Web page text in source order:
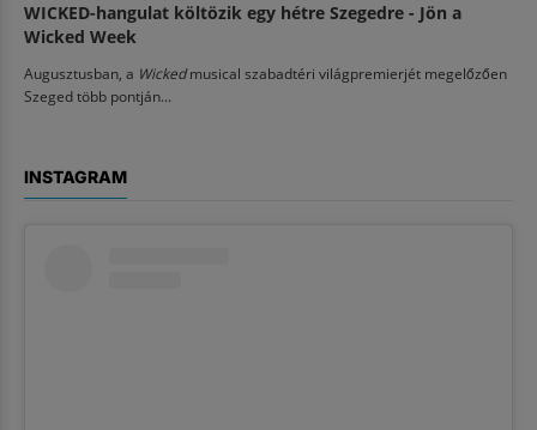
WICKED-hangulat költözik egy hétre Szegedre - Jön a
Wicked Week
Augusztusban, a Wickedmusical szabadtéri világpremierjét megelőzően
Szeged több pontján...
INSTAGRAM